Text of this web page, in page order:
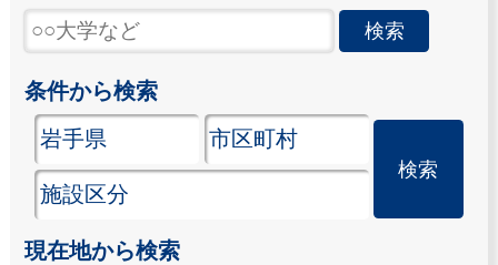
条件から検索
現在地から検索